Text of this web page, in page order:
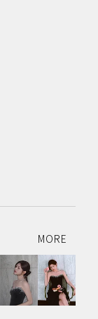
MORE